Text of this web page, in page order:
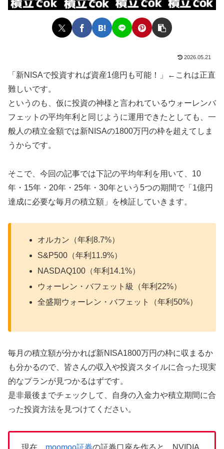
2026.05.21
「新NISAで投資すれば資産1億円も可能！」←これは正直
難しいです。
というのも、仮に投資の神様と言われているウォーレンバ
フェットの平均年利と同じように運用できたとしても、一
般人の積立金額では新NISAの1800万円の枠を超えてしま
うからです。
そこで、今回の記事では下記の平均年利を用いて、10
年・15年・20年・25年・30年という5つの期間で「1億円
達成に必要な毎月の積立額」を検証していきます。
オルカン（年利8.7%）
S&P500（年利11.9%）
NASDAQ100（年利14.1%）
ウォーレン・バフェット級（年利22%）
全盛期ウォーレン・バフェット（年利50%）
毎月の積立額が分かれば新NISA1800万円の枠に収まるか
も分かるので、皆さんの収入や投資スタイルに合った現実
的なプランが見つかるはずです。
是非最後までチェックして、自身の入金力や積立期間に合
った投資方法を見つけてください。
現在、 moomoo証券の証券口座を作ると、NVIDIA